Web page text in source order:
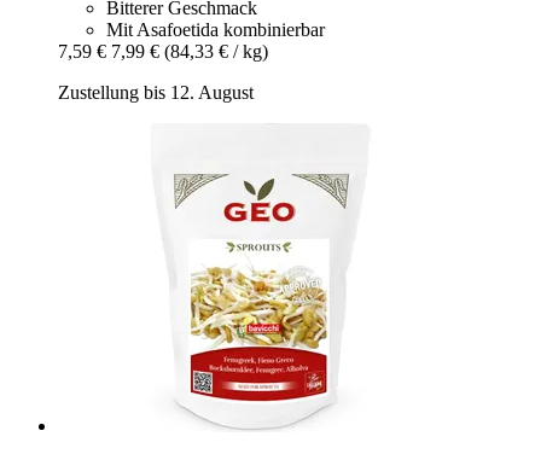
Bitterer Geschmack
Mit Asafoetida kombinierbar
7,59 € 7,99 € (84,33 € / kg)
Zustellung bis 12. August